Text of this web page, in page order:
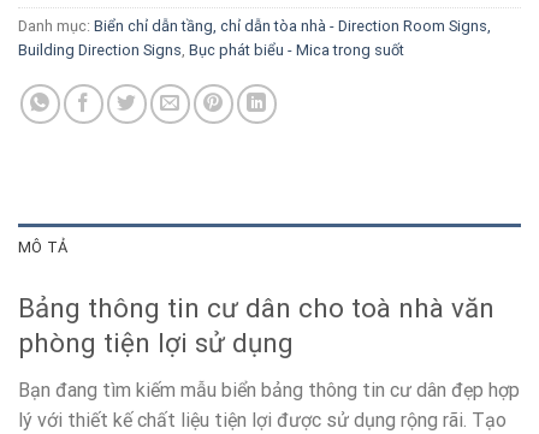
Danh mục: Biển chỉ dẫn tầng, chỉ dẫn tòa nhà - Direction Room Signs,
Building Direction Signs, Bục phát biểu - Mica trong suốt
MÔ TẢ
Bảng thông tin cư dân cho toà nhà văn
phòng tiện lợi sử dụng
Bạn đang tìm kiếm mẫu biển bảng thông tin cư dân đẹp hợp
lý với thiết kế chất liệu tiện lợi được sử dụng rộng rãi. Tạo